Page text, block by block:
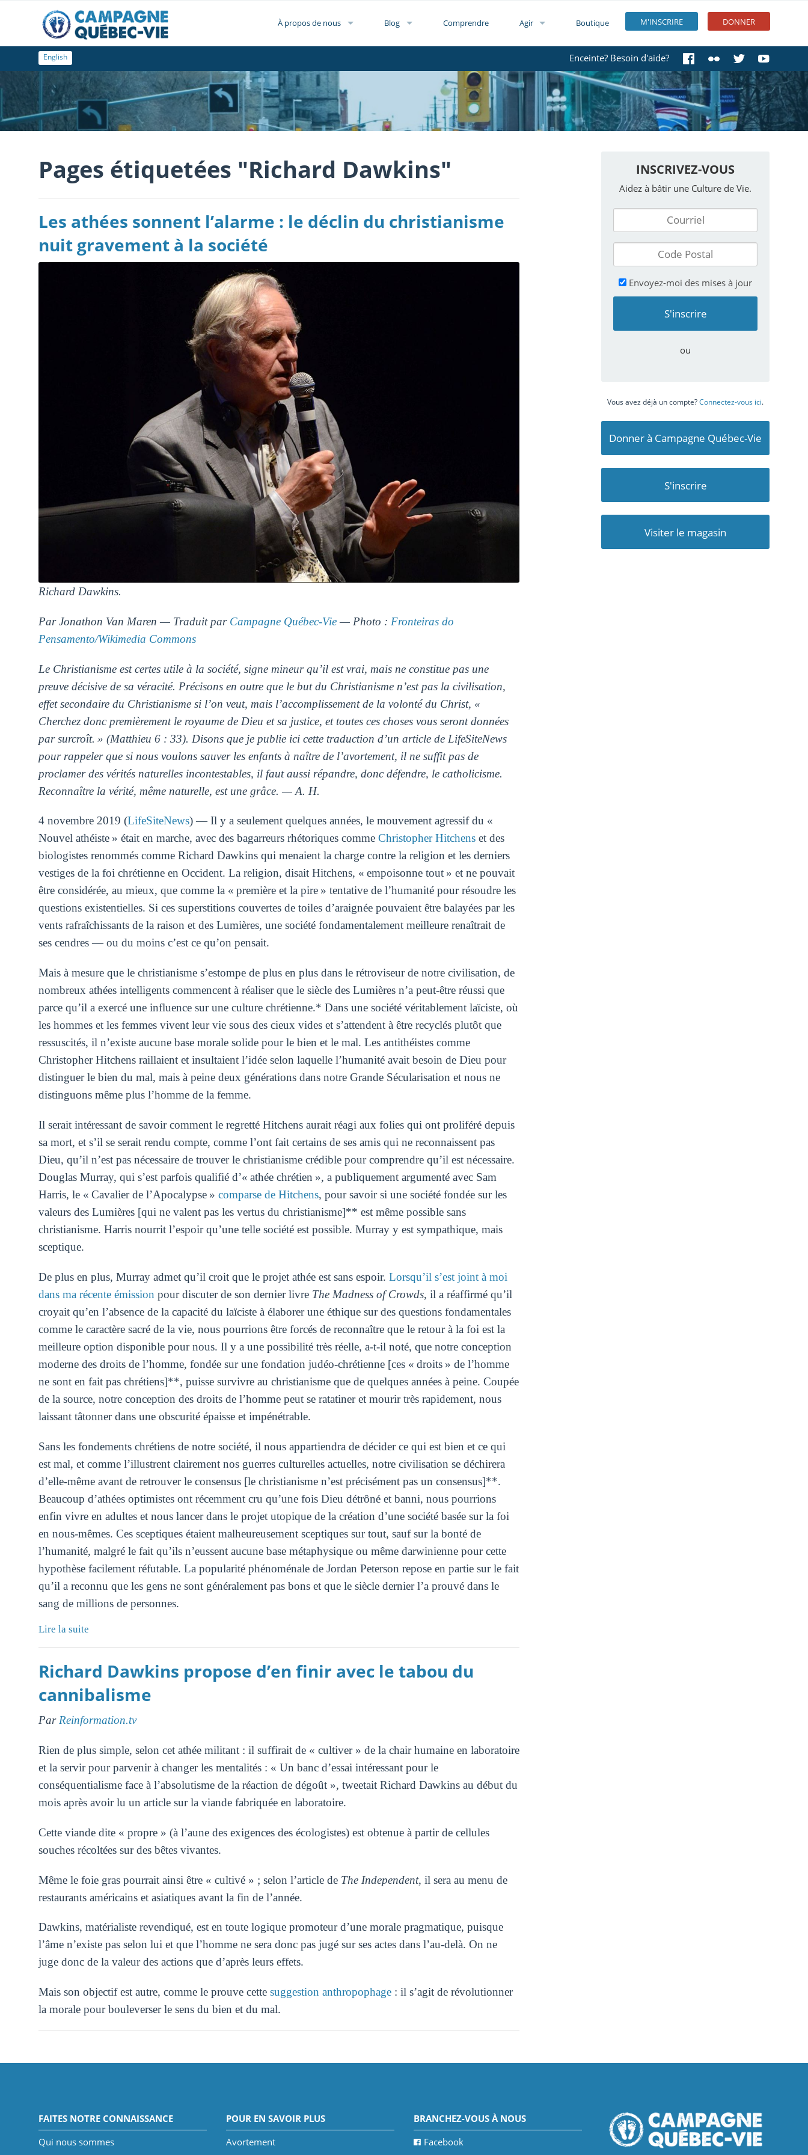
M'INSCRIRE DONNER
À propos de nous Blog Comprendre Agir Boutique
Enceinte? Besoin d'aide?
English
Pages étiquetées "Richard Dawkins"
Les athées sonnent l’alarme : le déclin du christianisme
nuit gravement à la société
Richard Dawkins.
Par Jonathon Van Maren — Traduit par Campagne Québec-Vie— Photo : Fronteiras do
Pensamento/Wikimedia Commons
Le Christianisme est certes utile à la société, signe mineur qu’il est vrai, mais ne constitue pas une
preuve décisive de sa véracité. Précisons en outre que le but du Christianisme n’est pas la civilisation,
effet secondaire du Christianisme si l’on veut, mais l’accomplissement de la volonté du Christ, «
Cherchez donc premièrement le royaume de Dieu et sa justice, et toutes ces choses vous seront données
par surcroît. » (Matthieu 6 : 33). Disons que je publie ici cette traduction d’un article de LifeSiteNews
pour rappeler que si nous voulons sauver les enfants à naître de l’avortement, il ne suffit pas de
proclamer des vérités naturelles incontestables, il faut aussi répandre, donc défendre, le catholicisme.
Reconnaître la vérité, même naturelle, est une grâce. — A. H.
4 novembre 2019 (LifeSiteNews) — Il y a seulement quelques années, le mouvement agressif du «
Nouvel athéiste » était en marche, avec des bagarreurs rhétoriques comme Christopher Hitchenset des
biologistes renommés comme Richard Dawkins qui menaient la charge contre la religion et les derniers
vestiges de la foi chrétienne en Occident. La religion, disait Hitchens, « empoisonne tout » et ne pouvait
être considérée, au mieux, que comme la « première et la pire » tentative de l’humanité pour résoudre les
questions existentielles. Si ces superstitions couvertes de toiles d’araignée pouvaient être balayées par les
vents rafraîchissants de la raison et des Lumières, une société fondamentalement meilleure renaîtrait de
ses cendres — ou du moins c’est ce qu’on pensait.
Mais à mesure que le christianisme s’estompe de plus en plus dans le rétroviseur de notre civilisation, de
nombreux athées intelligents commencent à réaliser que le siècle des Lumières n’a peut-être réussi que
parce qu’il a exercé une influence sur une culture chrétienne.* Dans une société véritablement laïciste, où
les hommes et les femmes vivent leur vie sous des cieux vides et s’attendent à être recyclés plutôt que
ressuscités, il n’existe aucune base morale solide pour le bien et le mal. Les antithéistes comme
Christopher Hitchens raillaient et insultaient l’idée selon laquelle l’humanité avait besoin de Dieu pour
distinguer le bien du mal, mais à peine deux générations dans notre Grande Sécularisation et nous ne
distinguons même plus l’homme de la femme.
Il serait intéressant de savoir comment le regretté Hitchens aurait réagi aux folies qui ont proliféré depuis
sa mort, et s’il se serait rendu compte, comme l’ont fait certains de ses amis qui ne reconnaissent pas
Dieu, qu’il n’est pas nécessaire de trouver le christianisme crédible pour comprendre qu’il est nécessaire.
Douglas Murray, qui s’est parfois qualifié d’« athée chrétien », a publiquement argumenté avec Sam
Harris, le « Cavalier de l’Apocalypse » comparse de Hitchens, pour savoir si une société fondée sur les
valeurs des Lumières [qui ne valent pas les vertus du christianisme]** est même possible sans
christianisme. Harris nourrit l’espoir qu’une telle société est possible. Murray y est sympathique, mais
sceptique.
De plus en plus, Murray admet qu’il croit que le projet athée est sans espoir. Lorsqu’il s’est joint à moi
dans ma récente émission pour discuter de son dernier livre The Madness of Crowds, il a réaffirmé qu’il
croyait qu’en l’absence de la capacité du laïciste à élaborer une éthique sur des questions fondamentales
comme le caractère sacré de la vie, nous pourrions être forcés de reconnaître que le retour à la foi est la
meilleure option disponible pour nous. Il y a une possibilité très réelle, a-t-il noté, que notre conception
moderne des droits de l’homme, fondée sur une fondation judéo-chrétienne [ces « droits » de l’homme
ne sont en fait pas chrétiens]**, puisse survivre au christianisme que de quelques années à peine. Coupée
de la source, notre conception des droits de l’homme peut se ratatiner et mourir très rapidement, nous
laissant tâtonner dans une obscurité épaisse et impénétrable.
Sans les fondements chrétiens de notre société, il nous appartiendra de décider ce qui est bien et ce qui
est mal, et comme l’illustrent clairement nos guerres culturelles actuelles, notre civilisation se déchirera
d’elle-même avant de retrouver le consensus [le christianisme n’est précisément pas un consensus]**.
Beaucoup d’athées optimistes ont récemment cru qu’une fois Dieu détrôné et banni, nous pourrions
enfin vivre en adultes et nous lancer dans le projet utopique de la création d’une société basée sur la foi
en nous-mêmes. Ces sceptiques étaient malheureusement sceptiques sur tout, sauf sur la bonté de
l’humanité, malgré le fait qu’ils n’eussent aucune base métaphysique ou même darwinienne pour cette
hypothèse facilement réfutable. La popularité phénoménale de Jordan Peterson repose en partie sur le fait
qu’il a reconnu que les gens ne sont généralement pas bons et que le siècle dernier l’a prouvé dans le
sang de millions de personnes.
Lire la suite
Richard Dawkins propose d’en finir avec le tabou du
cannibalisme
ParReinformation.tv
Rien de plus simple, selon cet athée militant : il suffirait de « cultiver » de la chair humaine en laboratoire
et la servir pour parvenir à changer les mentalités : « Un banc d’essai intéressant pour le
conséquentialisme face à l’absolutisme de la réaction de dégoût », tweetait Richard Dawkins au début du
mois après avoir lu un article sur la viande fabriquée en laboratoire.
Cette viande dite « propre » (à l’aune des exigences des écologistes) est obtenue à partir de cellules
souches récoltées sur des bêtes vivantes.
Même le foie gras pourrait ainsi être « cultivé » ; selon l’article de The Independent, il sera au menu de
restaurants américains et asiatiques avant la fin de l’année.
Dawkins, matérialiste revendiqué, est en toute logique promoteur d’une morale pragmatique, puisque
l’âme n’existe pas selon lui et que l’homme ne sera donc pas jugé sur ses actes dans l’au-delà. On ne
juge donc de la valeur des actions que d’après leurs effets.
Mais son objectif est autre, comme le prouve cette suggestion anthropophage: il s’agit de révolutionner
la morale pour bouleverser le sens du bien et du mal.
INSCRIVEZ-VOUS
Aidez à bâtir une Culture de Vie.
Envoyez-moi des mises à jour
ou
Vous avez déjà un compte?Connectez-vous ici.
Donner à Campagne Québec-Vie
S'inscrire
Visiter le magasin
FAITES NOTRE CONNAISSANCE
Qui nous sommes
POUR EN SAVOIR PLUS
Avortement
BRANCHEZ-VOUS À NOUS
Facebook